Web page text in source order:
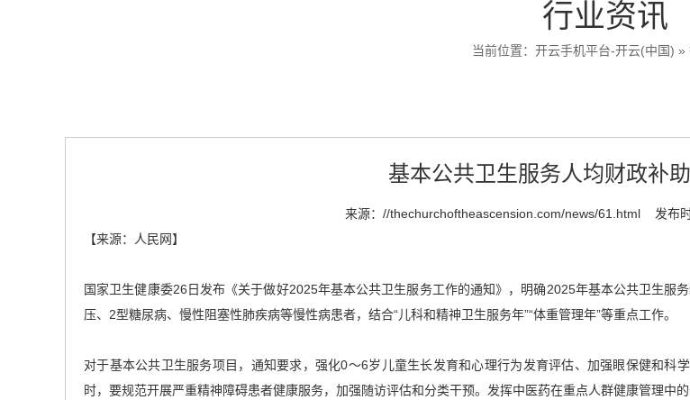
行业资讯
当前位置： 开云手机平台-开云(中国) »
基本公共卫生服务人均财政补
来源： //thechurchoftheascension.com/news/61.html 发布
【来源：人民网】
国家卫生健康委26日发布《关于做好2025年基本公共卫生服务工作的通知》，明确2025年基本公共卫生服
压、2型糖尿病、慢性阻塞性肺疾病等慢性病患者，结合“儿科和精神卫生服务年”“体重管理年”等重点工作。
对于基本公共卫生服务项目，通知要求，强化0～6岁儿童生长发育和心理行为发育评估、加强眼保健和科
时，要规范开展严重精神障碍患者健康服务，加强随访评估和分类干预。发挥中医药在重点人群健康管理中